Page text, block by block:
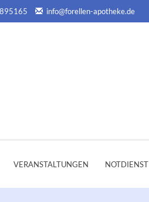
info@forellen-apotheke.de
VERANSTALTUNGEN NOTDIENST